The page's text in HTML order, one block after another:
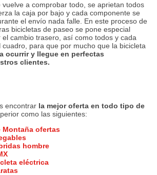
vuelve a comprobar todo, se aprietan todos
la caja por bajo y cada componente se
el envío nada falle. En este proceso de
bicicletas de paseo se pone especial
cambio trasero, así como todos y cada
cuadro, para que por mucho que la bicicleta
ocurrir y llegue en perfectas
clientes.
encontrar la mejor oferta en todo tipo de
como las siguientes:
Montaña ofertas
hombre
eléctrica